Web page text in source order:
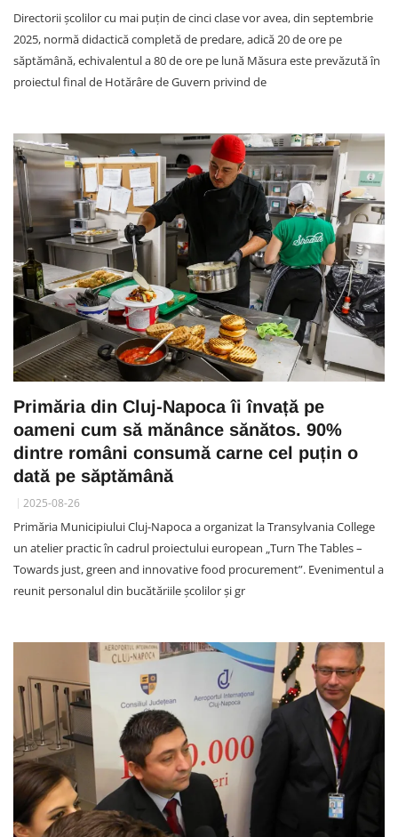
Directorii școlilor cu mai puțin de cinci clase vor avea, din septembrie
2025, normă didactică completă de predare, adică 20 de ore pe
săptămână, echivalentul a 80 de ore pe lună Măsura este prevăzută în
proiectul final de Hotărâre de Guvern privind de
Primăria din Cluj-Napoca îi învață pe
oameni cum să mănânce sănătos. 90%
dintre români consumă carne cel puțin o
dată pe săptămână
2025-08-26
Primăria Municipiului Cluj-Napoca a organizat la Transylvania College
un atelier practic în cadrul proiectului european „Turn The Tables –
Towards just, green and innovative food procurement”. Evenimentul a
reunit personalul din bucătăriile școlilor și gr